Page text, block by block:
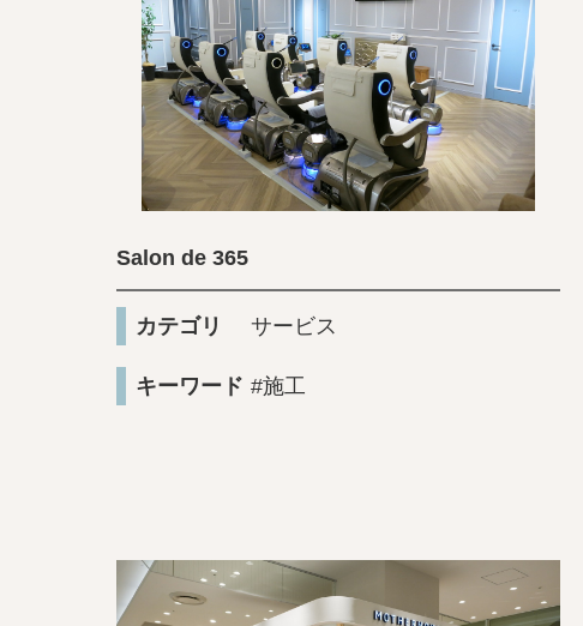
Salon de 365
カテゴリ サービス
キーワード #施工